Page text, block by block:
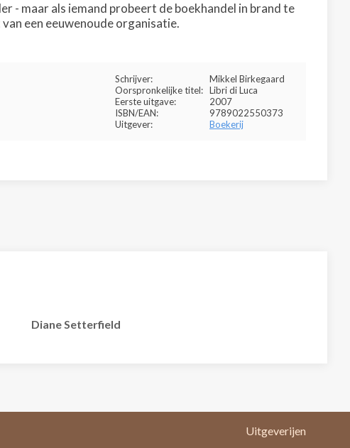
- maar als iemand probeert de boekhandel in brand te
een eeuwenoude organisatie.
Schrijver:
Mikkel Birkegaard
Oorspronkelijke titel: Libri di Luca
Eerste uitgave:
2007
ISBN/EAN:
9789022550373
Uitgever:
Boekerij
Diane Setterfield
Uitgeverijen